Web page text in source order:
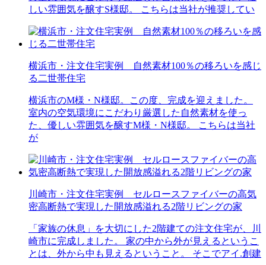
しい雰囲気を醸すS様邸。 こちらは当社が推奨してい
横浜市・注文住宅実例 自然素材100％の移ろいを感じ
る二世帯住宅
横浜市のM様・N様邸。この度、完成を迎えました。
室内の空気環境にこだわり厳選した自然素材を使っ
た、優しい雰囲気を醸すM様・N様邸。 こちらは当社
が
川崎市・注文住宅実例 セルロースファイバーの高気
密高断熱で実現した開放感溢れる2階リビングの家
「家族の休息」を大切にした2階建ての注文住宅が、川
崎市に完成しました。 家の中から外が見えるというこ
とは、外から中も見えるということ。 そこでアイ.創建